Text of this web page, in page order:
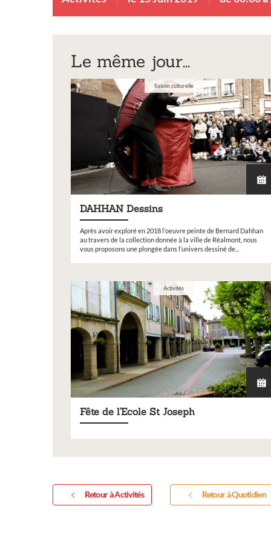
Le même jour...
Saison culturelle
DAHHAN Dessins
Après avoir exploré en 2018 l’oeuvre peinte de Bernard Dahhan
au travers de la collection donnée à la ville de Réalmont, nous
vous proposons une plongée dans l’univers dessiné de...
Activités
Fête de l'Ecole St Joseph
Retour à Activités Retour à Quotidien
Inscription